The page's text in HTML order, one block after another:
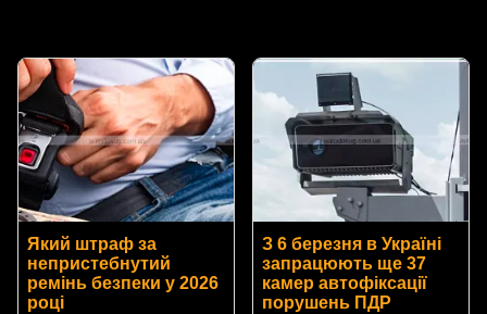
Який штраф за
непристебнутий
ремінь безпеки у 2026
році
З 6 березня в Україні
запрацюють ще 37
камер автофіксації
порушень ПДР